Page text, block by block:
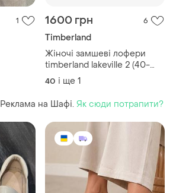
1 1600 грн 6
Timberland
Жіночі замшеві лофери
timberland lakeville 2 (40-
41р. 26см)
40 і ще 1
Реклама на Шафі. Як сюди потрапити?